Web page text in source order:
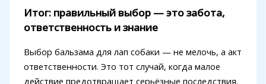
Итог: правильный выбор — это забота,
ответственность и знание
Выбор бальзама для лап собаки — не мелочь, а акт
ответственности. Это тот случай, когда малое
действие предотвращает серьёзные последствия.